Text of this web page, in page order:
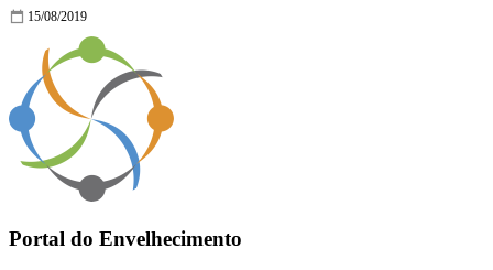
15/08/2019
Portal do Envelhecimento